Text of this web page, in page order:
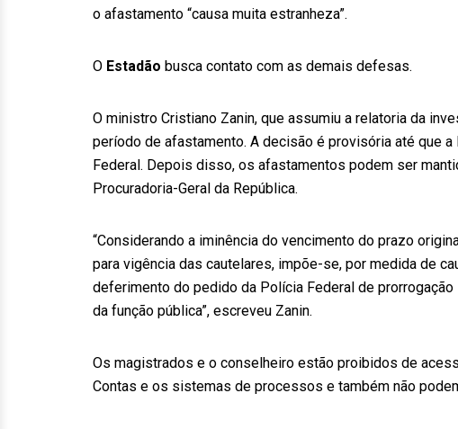
o afastamento “causa muita estranheza”.
O Estadão busca contato com as demais defesas.
O ministro Cristiano Zanin, que assumiu a relatoria da
período de afastamento. A decisão é provisória até que
Federal. Depois disso, os afastamentos podem ser
Procuradoria-Geral da República.
“Considerando a iminência do vencimento do prazo
para vigência das cautelares, impõe-se, por medida de
deferimento do pedido da Polícia Federal de
da função pública”, escreveu Zanin.
Os magistrados e o conselheiro estão proibidos de
Contas e os sistemas de processos e também não